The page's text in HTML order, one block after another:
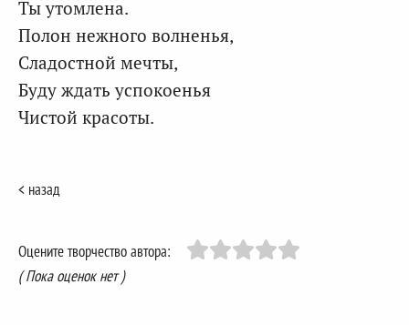
Ты утомлена.
Полон нежного волненья,
Сладостной мечты,
Буду ждать успокоенья
Чистой красоты.
< назад
Оцените творчество автора:
( Пока оценок нет )